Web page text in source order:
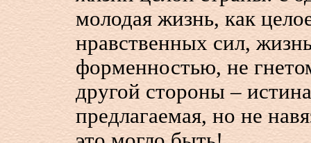
молодая жизнь, как
нравственных сил,
форменностью, не
другой стороны –
предлагаемая, но не